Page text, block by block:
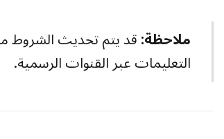
ملاحظة:قد يتم تحديث الشروط
التعليمات عبر القنوات الرسمية.